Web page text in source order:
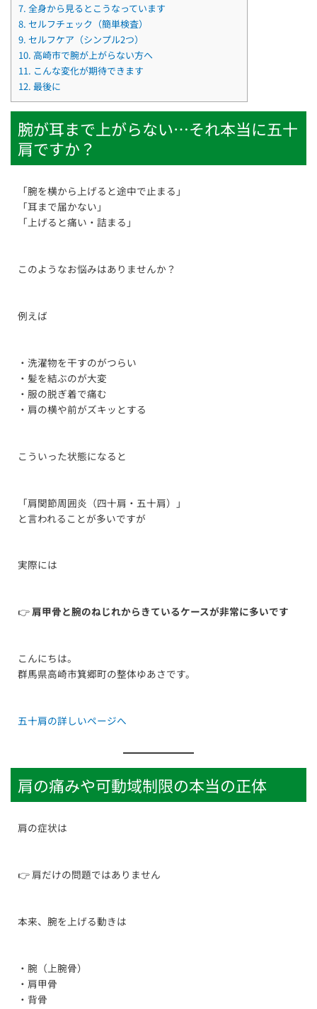
7. 全身から見るとこうなっています
8. セルフチェック（簡単検査）
9. セルフケア（シンプル2つ）
10. 高崎市で腕が上がらない方へ
11. こんな変化が期待できます
12. 最後に
腕が耳まで上がらない…それ本当に五十
肩ですか？
「腕を横から上げると途中で止まる」
「耳まで届かない」
「上げると痛い・詰まる」
このようなお悩みはありませんか？
例えば
・洗濯物を干すのがつらい
・髪を結ぶのが大変
・服の脱ぎ着で痛む
・肩の横や前がズキッとする
こういった状態になると
「肩関節周囲炎（四十肩・五十肩）」
と言われることが多いですが
実際には
👉肩甲骨と腕のねじれからきているケースが非常に多いです
こんにちは。
群馬県高崎市箕郷町の整体ゆあさです。
五十肩の詳しいページへ
肩の痛みや可動域制限の本当の正体
肩の症状は
👉 肩だけの問題ではありません
本来、腕を上げる動きは
・腕（上腕骨）
・肩甲骨
・背骨